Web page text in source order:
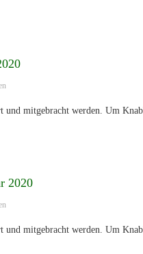
und mitgebracht werden. Um
2020
und mitgebracht werden. Um